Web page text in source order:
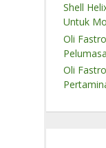
Shell
Untuk
Oli
Oli